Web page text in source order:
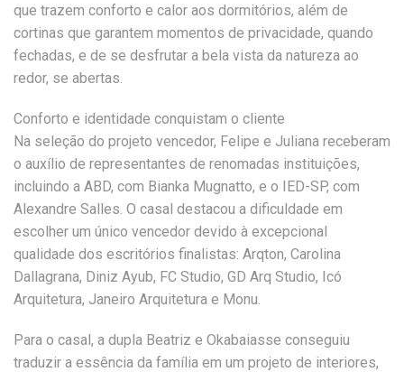
que trazem conforto e calor aos dormitórios, além de
cortinas que garantem momentos de privacidade, quando
fechadas, e de se desfrutar a bela vista da natureza ao
redor, se abertas.
Conforto e identidade conquistam o cliente
Na seleção do projeto vencedor, Felipe e Juliana receberam
o auxílio de representantes de renomadas instituições,
incluindo a ABD, com Bianka Mugnatto, e o IED-SP, com
Alexandre Salles. O casal destacou a dificuldade em
escolher um único vencedor devido à excepcional
qualidade dos escritórios finalistas: Arqton, Carolina
Dallagrana, Diniz Ayub, FC Studio, GD Arq Studio, Icó
Arquitetura, Janeiro Arquitetura e Monu.
Para o casal, a dupla Beatriz e Okabaiasse conseguiu
traduzir a essência da família em um projeto de interiores,